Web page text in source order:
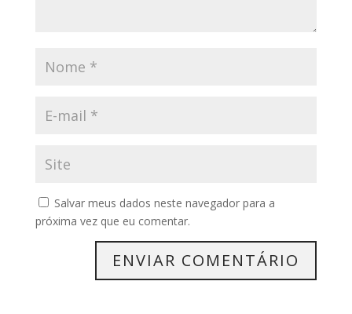
Salvar meus dados neste navegador para a
próxima vez que eu comentar.